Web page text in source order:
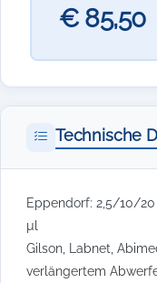
€ 85,50
Technische
Eppendorf: 2,5/10/
µl
Gilson, Labnet,
verlängertem